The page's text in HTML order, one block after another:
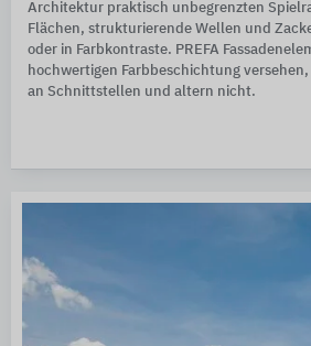
Architektur praktisch unbegrenzten
Flächen, strukturierende Wellen und
oder in Farbkontraste. PREFA
hochwertigen Farbbeschichtung
an Schnittstellen und altern nicht.